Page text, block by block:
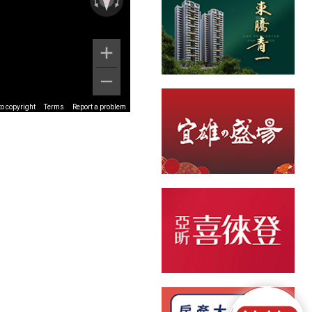
copyright Terms Report a problem